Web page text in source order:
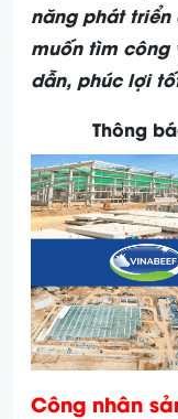
năng phát triển
muốn tìm công
dẫn, phúc lợi
Thông
Công nhân